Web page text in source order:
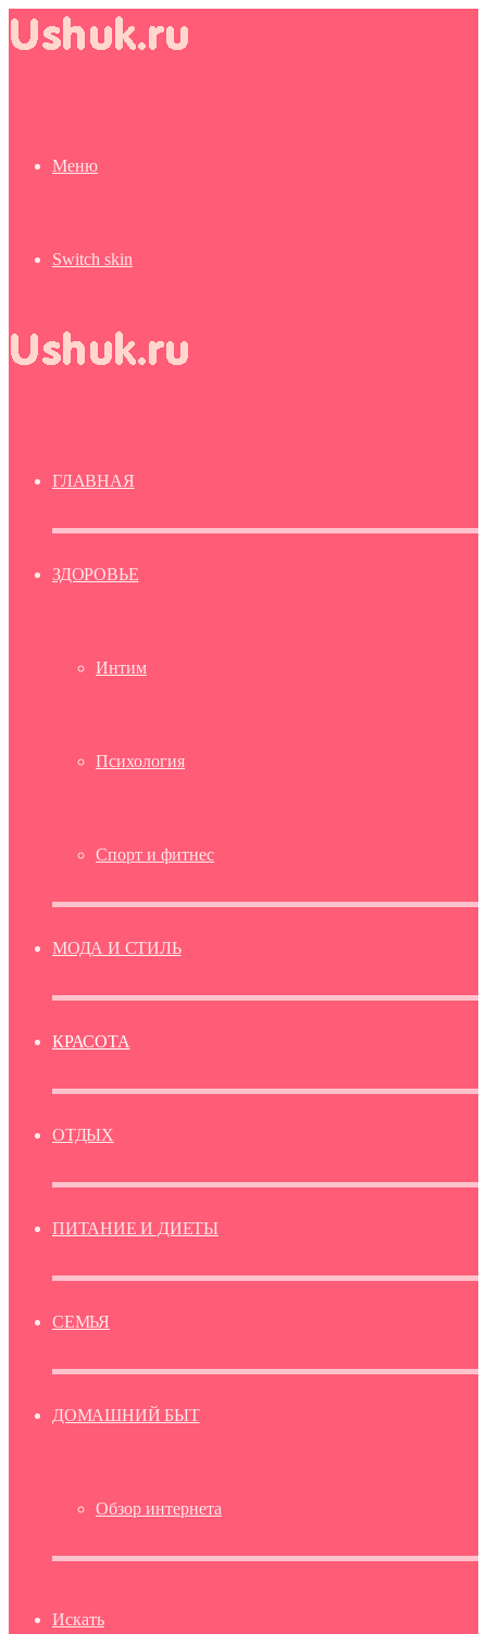
Меню
Switch skin
ГЛАВНАЯ
ЗДОРОВЬЕ
Интим
Психология
Спорт и фитнес
МОДА И СТИЛЬ
КРАСОТА
ОТДЫХ
ПИТАНИЕ И ДИЕТЫ
СЕМЬЯ
ДОМАШНИЙ БЫТ
Обзор интернета
Искать